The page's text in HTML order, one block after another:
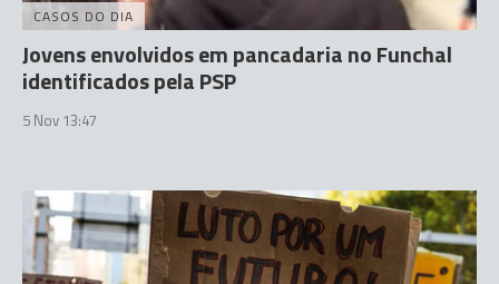
CASOS DO DIA
Jovens envolvidos em pancadaria no Funchal
identificados pela PSP
5 Nov 13:47